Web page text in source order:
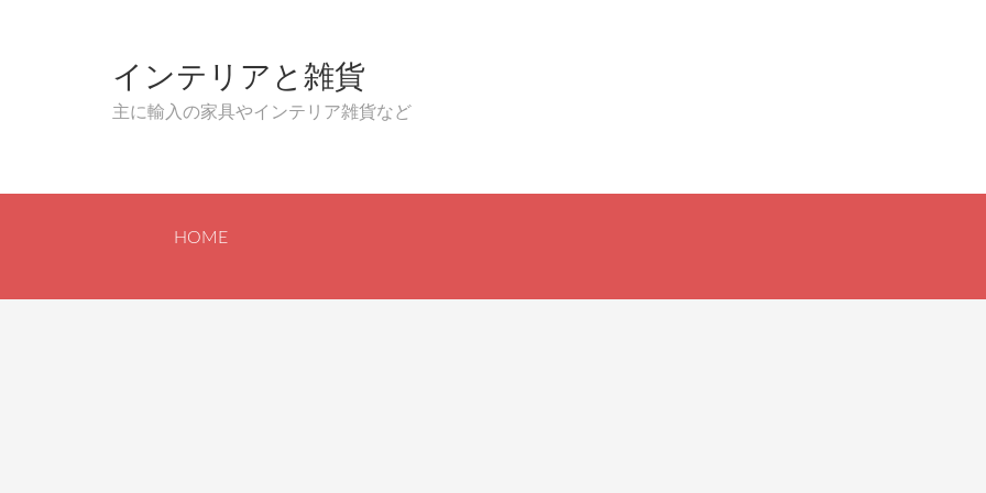
インテリアと雑貨
主に輸入の家具やインテリア雑貨など
HOME